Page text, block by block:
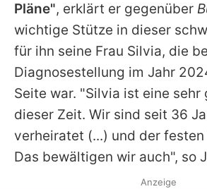
Pläne", erklärt er gegenüber
wichtige Stütze in dieser
für ihn seine Frau Silvia, die
Diagnosestellung im Jahr
Seite war. "Silvia ist eine sehr
dieser Zeit. Wir sind seit 36
verheiratet (...) und der
Das bewältigen wir auch", so
Anzeige